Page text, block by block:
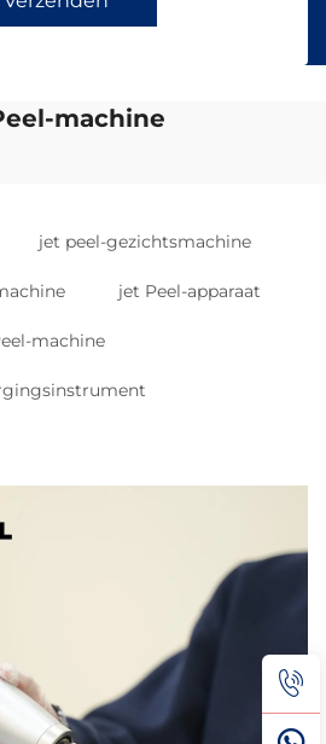
machine
jet peel-gezichtsmachine
jet Peel-apparaat
machine